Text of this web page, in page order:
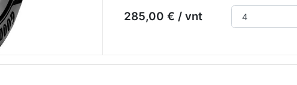
285,00 € / vnt